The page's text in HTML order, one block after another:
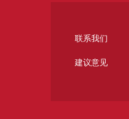
联系我们
建议意见